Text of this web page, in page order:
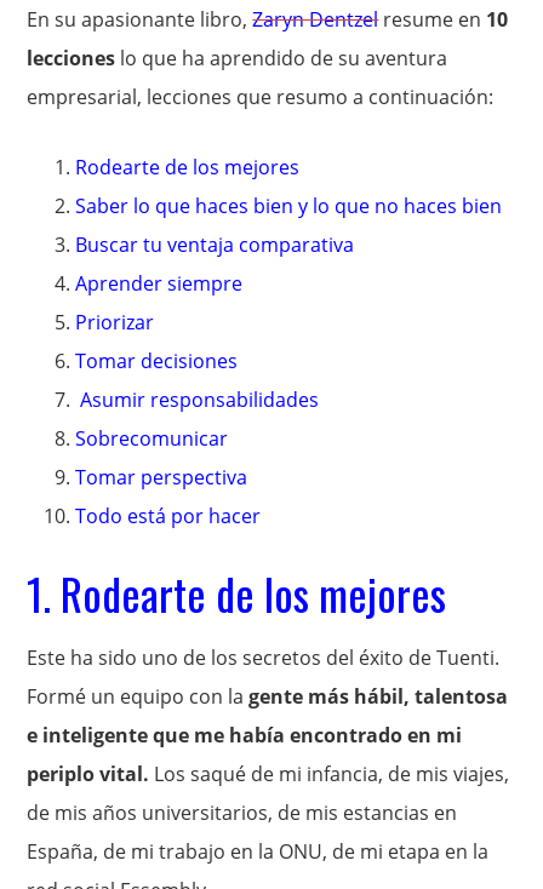
En su apasionante libro,Zaryn Dentzel resume en 10
lecciones lo que ha aprendido de su aventura
empresarial, lecciones que resumo a continuación:
Rodearte de los mejores
Saber lo que haces bien y lo que no haces bien
Buscar tu ventaja comparativa
Aprender siempre
Priorizar
Tomar decisiones
Asumir responsabilidades
Sobrecomunicar
Tomar perspectiva
Todo está por hacer
1. Rodearte de los mejores
Este ha sido uno de los secretos del éxito de Tuenti.
Formé un equipo con lagente más hábil, talentosa
e inteligente que me había encontrado en mi
periplo vital. Los saqué de mi infancia, de mis viajes,
de mis años universitarios, de mis estancias en
España, de mi trabajo en la ONU, de mi etapa en la